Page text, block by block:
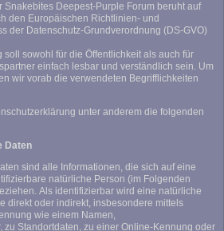
Snakebites Deepest-Purple Forum beruht auf
den Europäischen Richtlinien- und
der Datenschutz-Grundverordnung (DS-GVO)
sowohl für die Öffentlichkeit als auch für
einfach lesbar und verständlich sein. Um
wir vorab die verwendeten Begrifflichkeiten
unter anderem die folgenden
Daten
sind alle Informationen, die sich auf eine
natürliche Person (im Folgenden
Als identifizierbar wird eine natürliche
direkt oder indirekt, insbesondere mittels
wie einem Namen,
zu Standortdaten, zu einer Online-Kennung oder